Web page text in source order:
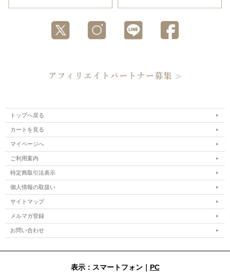
トップへ戻る
カートを見る
マイページへ
ご利用案内
特定商取引法表示
個人情報の取扱い
サイトマップ
メルマガ登録
お問い合わせ
表示：スマートフォン｜ PC